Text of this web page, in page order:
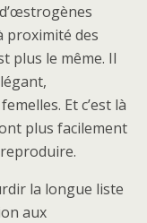
proximité des
plus le même. Il
Et c’est là
plus facilement
la longue liste
aux